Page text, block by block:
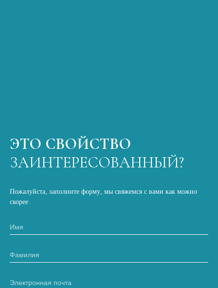
ЭТО СВОЙСТВО
ЗАИНТЕРЕСОВАННЫЙ?
Пожалуйста, заполните форму, мы свяжемся с вами как можно
скорее.
Имя
Фамилия
Электронная почта